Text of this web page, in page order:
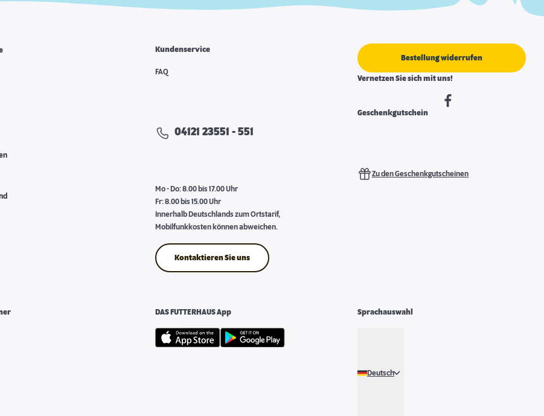
Kundenservice
FAQ
04121 23551 - 551
Mo - Do: 8.00 bis 17.00 Uhr
Fr: 8.00 bis 15.00 Uhr
Innerhalb Deutschlands zum Ortstarif,
Mobilfunkkosten können abweichen.
Kontaktieren Sie uns
Bestellung widerrufen
Vernetzen Sie sich mit uns!
Geschenkgutschein
Zu den Geschenkgutscheinen
DAS FUTTERHAUS App Sprachauswahl
Deutsch